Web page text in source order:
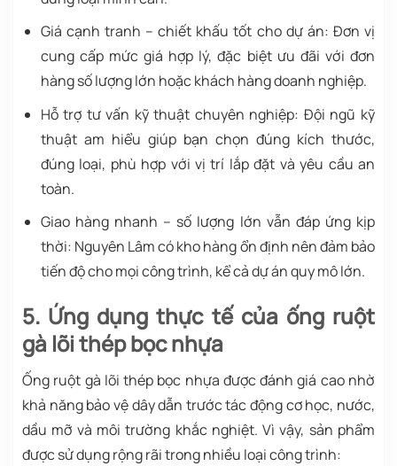
Giá cạnh tranh – chiết khấu tốt cho dự án: Đơn vị
cung cấp mức giá hợp lý, đặc biệt ưu đãi với đơn
hàng số lượng lớn hoặc khách hàng doanh nghiệp.
Hỗ trợ tư vấn kỹ thuật chuyên nghiệp: Đội ngũ kỹ
thuật am hiểu giúp bạn chọn đúng kích thước,
đúng loại, phù hợp với vị trí lắp đặt và yêu cầu an
toàn.
Giao hàng nhanh – số lượng lớn vẫn đáp ứng kịp
thời: Nguyên Lâm có kho hàng ổn định nên đảm bảo
tiến độ cho mọi công trình, kể cả dự án quy mô lớn.
5. Ứng dụng thực tế của ống ruột
gà lõi thép bọc nhựa
Ống ruột gà lõi thép bọc nhựa được đánh giá cao nhờ
khả năng bảo vệ dây dẫn trước tác động cơ học, nước,
dầu mỡ và môi trường khắc nghiệt. Vì vậy, sản phẩm
được sử dụng rộng rãi trong nhiều loại công trình: